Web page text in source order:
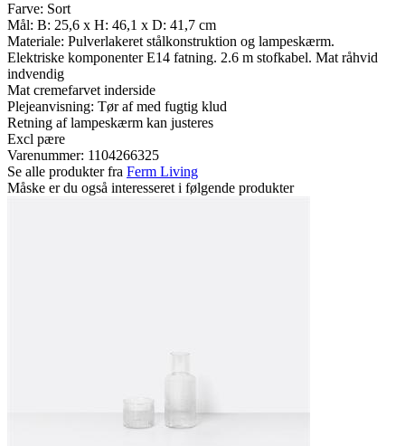
Farve: Sort
Mål: B: 25,6 x H: 46,1 x D: 41,7 cm
Materiale: Pulverlakeret stålkonstruktion og lampeskærm.
Elektriske komponenter E14 fatning. 2.6 m stofkabel. Mat råhvid
indvendig
Mat cremefarvet inderside
Plejeanvisning: Tør af med fugtig klud
Retning af lampeskærm kan justeres
Excl pære
Varenummer: 1104266325
Se alle produkter fra Ferm Living
Måske er du også interesseret i følgende produkter